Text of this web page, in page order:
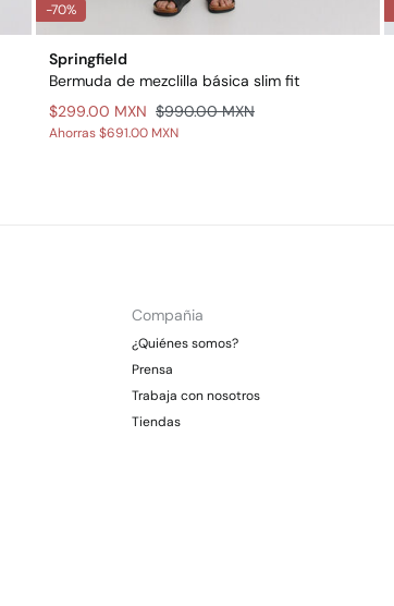
-70%
Springfield
Bermuda de mezclilla básica slim fit
$299.00 MXN $990.00 MXN
Ahorras$691.00 MXN
Compañia
¿Quiénes somos?
Prensa
Trabaja con nosotros
Tiendas